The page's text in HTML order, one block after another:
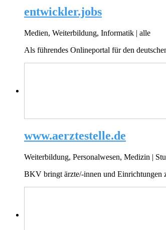
entwickler.jobs
Medien, Weiterbildung, Informatik | alle
Als führendes Onlineportal für den
www.aerztestelle.de
Weiterbildung, Personalwesen, Medizin |
BKV bringt ärzte/-innen und Einrichtungen